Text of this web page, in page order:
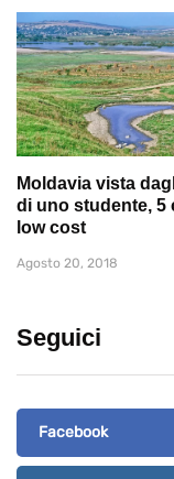
Moldavia vista
di uno studente, 5
low cost
Agosto 20, 2018
Seguici
Facebook